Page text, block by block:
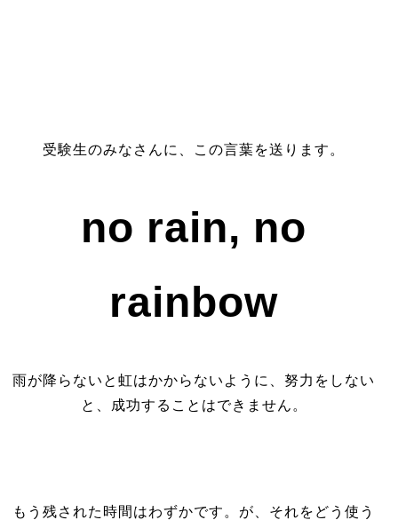
受験生のみなさんに、この言葉を送ります。
no rain, no
rainbow
雨が降らないと虹はかからないように、努力をしない
と、成功することはできません。
もう残された時間はわずかです。が、それをどう使う